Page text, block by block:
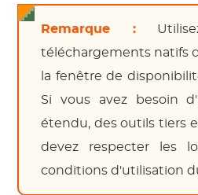
Remarque :
téléchargements natifs
la fenêtre de
Si vous avez besoin
étendu, des outils tiers
devez respecter les
conditions d'utilisation